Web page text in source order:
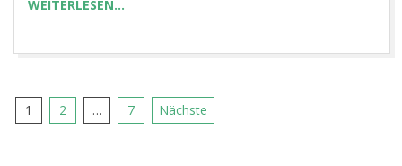
WEITERLESEN…
Seitennummerierung
1 2 … 7 Nächste